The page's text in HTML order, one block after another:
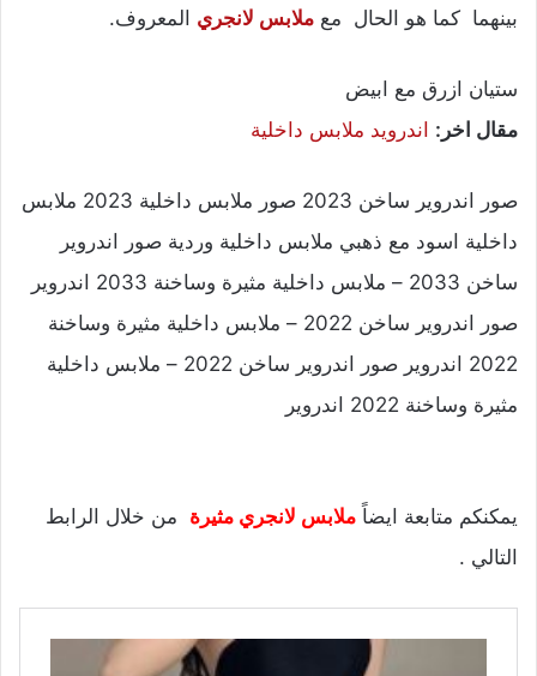
بينهما كما هو الحال مع ملابس لانجري المعروف.
ستيان ازرق مع ابيض
مقال اخر: اندرويد ملابس داخلية
صور اندروير ساخن 2023 صور ملابس داخلية 2023 ملابس
داخلية اسود مع ذهبي ملابس داخلية وردية صور اندروير
ساخن 2033 – ملابس داخلية مثيرة وساخنة 2033 اندروير
صور اندروير ساخن 2022 – ملابس داخلية مثيرة وساخنة
2022 اندروير صور اندروير ساخن 2022 – ملابس داخلية
مثيرة وساخنة 2022 اندروير
يمكنكم متابعة ايضاً ملابس لانجري مثيرة من خلال الرابط
التالي .